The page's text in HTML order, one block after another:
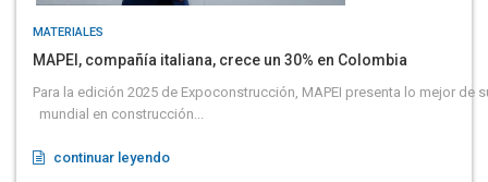
MATERIALES
MAPEI, compañía italiana, crece un 30% en Colombia
Para la edición 2025 de Expoconstrucción, MAPEI presenta lo mejor de
mundial en construcción...
continuar leyendo